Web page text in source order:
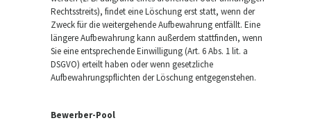
Rechtsstreits), findet eine Löschung erst statt, wenn der
Zweck für die weitergehende Aufbewahrung entfällt. Eine
längere Aufbewahrung kann außerdem stattfinden, wenn
Sie eine entsprechende Einwilligung (Art. 6 Abs. 1 lit. a
DSGVO) erteilt haben oder wenn gesetzliche
Aufbewahrungspflichten der Löschung entgegenstehen.
Bewerber-Pool